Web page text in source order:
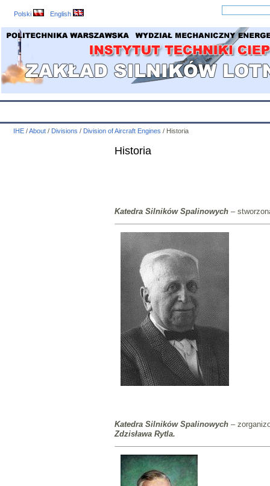
Polski English
IHE /About / Divisions / Division of Aircraft Engines / Historia
Historia
Katedra Silników Spalinowych –
Katedra Silników Spalinowych–
Zdzisława Rytla.